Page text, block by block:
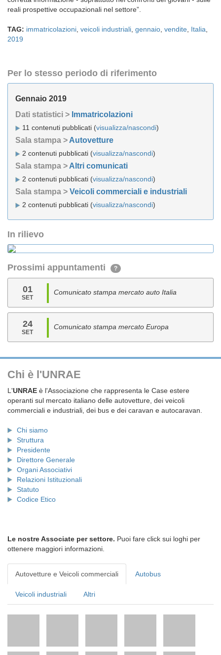
reali prospettive occupazionali nel settore”.
TAG: immatricolazioni veicoli industriali gennaio vendite Italia
2019
Per lo stesso periodo di riferimento
Gennaio 2019
Dati statistici > Immatricolazioni
11 contenuti pubblicati (visualizza/nascondi)
Sala stampa > Autovetture
2 contenuti pubblicati (visualizza/nascondi)
Sala stampa > Altri comunicati
2 contenuti pubblicati (visualizza/nascondi)
Sala stampa > Veicoli commerciali e industriali
2 contenuti pubblicati (visualizza/nascondi)
In rilievo
Prossimi appuntamenti ?
01
SET
Comunicato stampa mercato auto Italia
24
SET
Comunicato stampa mercato Europa
Chi è l'UNRAE
L'UNRAE è l'Associazione che rappresenta le Case estere
operanti sul mercato italiano delle autovetture, dei veicoli
commerciali e industriali, dei bus e dei caravan e autocaravan.
Chi siamo
Struttura
Presidente
Direttore Generale
Organi Associativi
Relazioni Istituzionali
Statuto
Codice Etico
Le nostre Associate per settore. Puoi fare click sui loghi per
ottenere maggiori informazioni.
Autovetture e Veicoli commerciali Autobus
Veicoli industriali Altri